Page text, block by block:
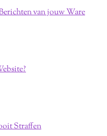
van jouw Ware
Straffen